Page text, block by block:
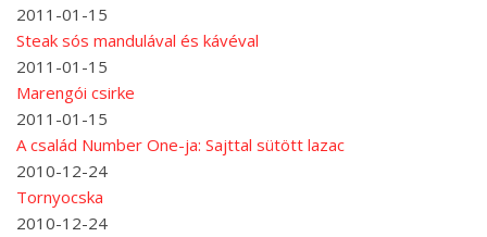
2011-01-15
Steak sós mandulával és kávéval
2011-01-15
Marengói csirke
2011-01-15
A család Number One-ja: Sajttal sütött lazac
2010-12-24
Tornyocska
2010-12-24